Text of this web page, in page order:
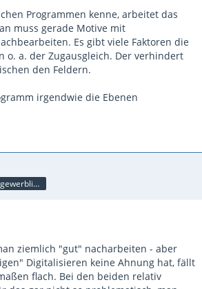
Programmen kenne, arbeitet das
muss gerade Motive mit
Es gibt viele Faktoren die
o. a. der Zugausgleich. Der verhindert
den Feldern.
irgendwie die Ebenen
Mitglieder mit gewerblicher Verbindung, auch als Mitarbeiter/in
ziemlich "gut" nacharbeiten - aber
Digitalisieren keine Ahnung hat, fällt
flach. Bei den beiden relativ